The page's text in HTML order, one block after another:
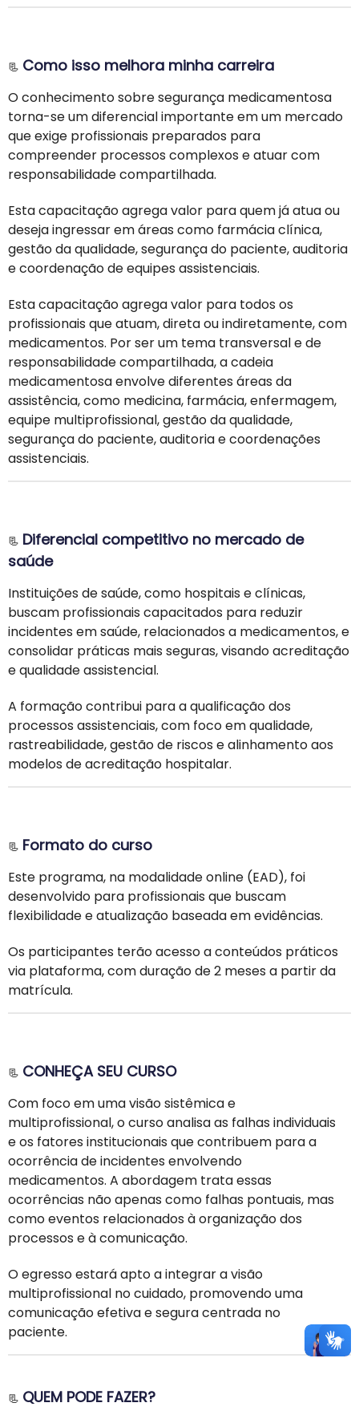
📃 Como isso melhora minha carreira
O conhecimento sobre segurança medicamentosa
torna-se um diferencial importante em um mercado
que exige profissionais preparados para
compreender processos complexos e atuar com
responsabilidade compartilhada.
Esta capacitação agrega valor para quem já atua ou
deseja ingressar em áreas como farmácia clínica,
gestão da qualidade, segurança do paciente, auditoria
e coordenação de equipes assistenciais.
Esta capacitação agrega valor para todos os
profissionais que atuam, direta ou indiretamente, com
medicamentos. Por ser um tema transversal e de
responsabilidade compartilhada, a cadeia
medicamentosa envolve diferentes áreas da
assistência, como medicina, farmácia, enfermagem,
equipe multiprofissional, gestão da qualidade,
segurança do paciente, auditoria e coordenações
assistenciais.
📃 Diferencial competitivo no mercado de
saúde
Instituições de saúde, como hospitais e clínicas,
buscam profissionais capacitados para reduzir
incidentes em saúde, relacionados a medicamentos, e
consolidar práticas mais seguras, visando acreditação
e qualidade assistencial.
A formação contribui para a qualificação dos
processos assistenciais, com foco em qualidade,
rastreabilidade, gestão de riscos e alinhamento aos
modelos de acreditação hospitalar.
📃 Formato do curso
Este programa, na modalidade online (EAD), foi
desenvolvido para profissionais que buscam
flexibilidade e atualização baseada em evidências.
Os participantes terão acesso a conteúdos práticos
via plataforma, com duração de 2 meses a partir da
matrícula.
📃 CONHEÇA SEU CURSO
Com foco em uma visão sistêmica e
multiprofissional, o curso analisa as falhas individuais
e os fatores institucionais que contribuem para a
ocorrência de incidentes envolvendo
medicamentos. A abordagem trata essas
ocorrências não apenas como falhas pontuais, mas
como eventos relacionados à organização dos
processos e à comunicação.
O egresso estará apto a integrar a visão
multiprofissional no cuidado, promovendo uma
comunicação efetiva e segura centrada no
paciente.
📃 QUEM PODE FAZER?